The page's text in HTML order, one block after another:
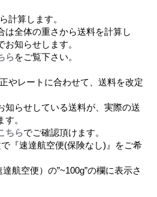
計算します。
は全体の重さから送料を計算し
お知らせします。
らをご覧下さい。
やレートに合わせて、送料を改定
知らせしている送料が、実際の送
。
ちらでご確認頂けます。
『速達航空便(保険なし)』をご希
航空便）の”~100g”の欄に表示さ